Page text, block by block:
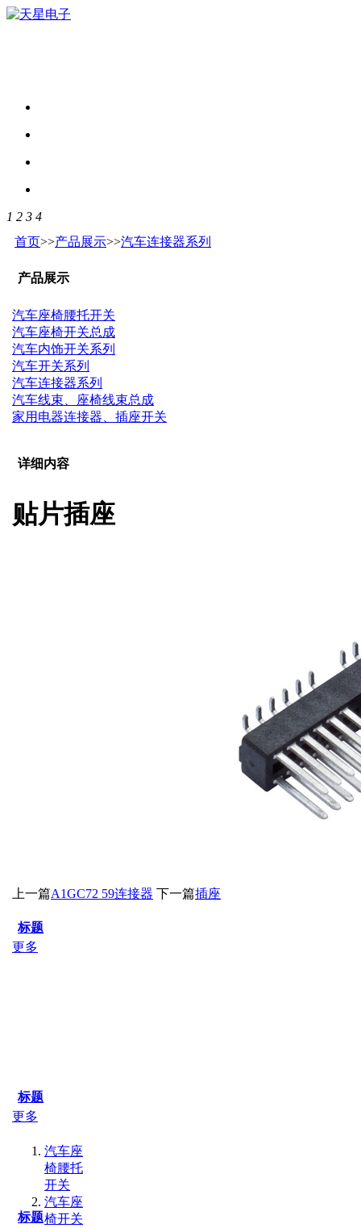
1 2 3 4
首页>>产品展示>>汽车连接器系列
产品展示
汽车座椅腰托开关
汽车座椅开关总成
汽车内饰开关系列
汽车开关系列
汽车连接器系列
汽车线束、座椅线束总成
家用电器连接器、插座开关
详细内容
贴片插座
上一篇A1GC72 59连接器 下一篇插座
标题
更多
标题
更多
汽车座
椅腰托
开关
汽车座
椅开关
标题